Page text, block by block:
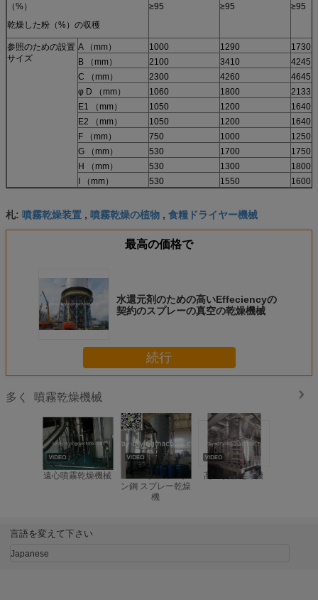
（%）
乾燥した粉（%）の収穫
≥95 ≥95 ≥95
参照のための設置
サイズ
A （mm） 1000 1290
1730
B （mm）
2100 3410
4245
C （mm）
2300 4260
4645
φ D （mm）
1060 1800
2133
E1 （mm）
1050 1200
1640
E2 （mm）
1050 1200
1640
F （mm）
750 1000
1250
G （mm）
530 1700
1750
H （mm）
530 1300
1800
I （mm）
530 1550 1600
札: 噴霧乾燥装置 , 噴霧乾燥の植物 , 食糧ドライヤー機械
最高の価格で
水還元剤のための高いEffeciencyの
契約のスプレーの真空の乾燥機械
続行
多く 噴霧乾燥機械
遠心噴霧乾燥機械
ン鋼 スプレー乾燥
機
高速噴霧乾燥機
言語を変えて下さい
Japanese